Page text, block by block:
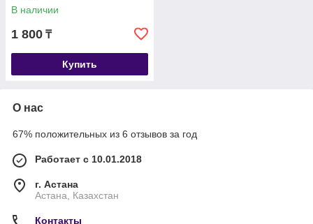
В наличии
1 800 ₸
Купить
О нас
67% положительных из 6 отзывов за год
Работает с 10.01.2018
г. Астана
Астана, Казахстан
Контакты